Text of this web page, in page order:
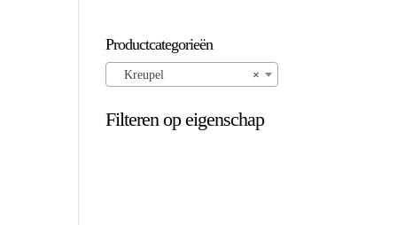
Productcategorieën
×
Kreupel
Filteren op eigenschap